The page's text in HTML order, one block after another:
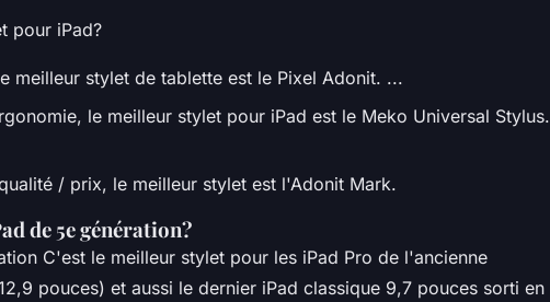
pour iPad?
meilleur stylet de tablette est le Pixel Adonit. ...
le meilleur stylet pour iPad est le Meko Universal Stylus.
/ prix, le meilleur stylet est l'Adonit Mark.
de 5e génération?
C'est le meilleur stylet pour les iPad Pro de l'ancienne
pouces) et aussi le dernier iPad classique 9,7 pouces sorti en